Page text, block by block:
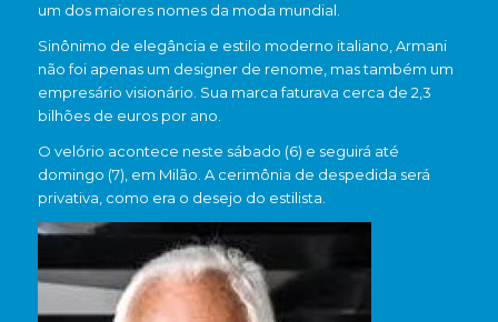
um dos maiores nomes da moda mundial.
Sinônimo de elegância e estilo moderno italiano, Armani
não foi apenas um designer de renome, mas também um
empresário visionário. Sua marca faturava cerca de 2,3
bilhões de euros por ano.
O velório acontece neste sábado (6) e seguirá até
domingo (7), em Milão. A cerimônia de despedida será
privativa, como era o desejo do estilista.